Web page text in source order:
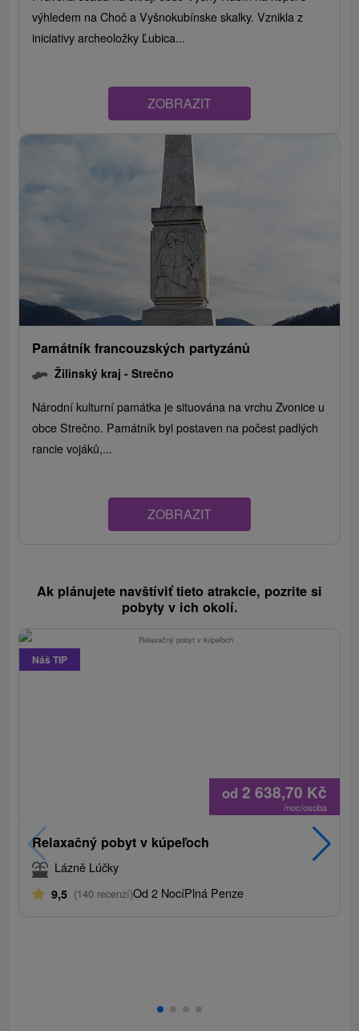
výhledem na Choč a Vyšnokubínske skalky. Vznikla z
iniciativy archeoložky Ľubica...
ZOBRAZIT
Památník francouzských partyzánů
Žilinský kraj -Strečno
Národní kulturní památka je situována na vrchu Zvonice u
obce Strečno. Památník byl postaven na počest padlých
rancie vojáků,...
ZOBRAZIT
Ak plánujete navštíviť tieto atrakcie, pozrite si
pobyty v ich okolí.
Náš TIP
od 2 638,70 Kč
/noc/osoba
Relaxačný pobyt v kúpeľoch
Lázně Lúčky
9,5 (140 recenzí)Od 2 NocíPlná Penze